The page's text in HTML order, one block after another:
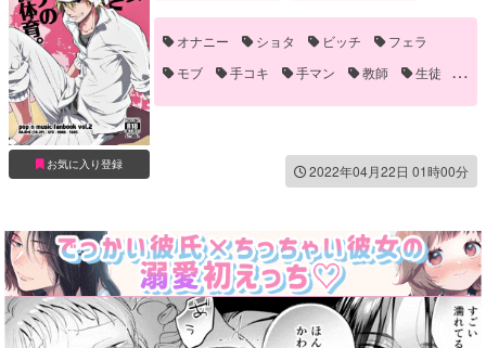
お気に入り登録
モブ×ハジメ
ショウ
ソラ
タロー
ハジメ モブ
オナニー ショタ ビッチ
フェラ
モブ
手コキ 手マン 教師
生徒
誘い受け
2022年04月22日 01時00分